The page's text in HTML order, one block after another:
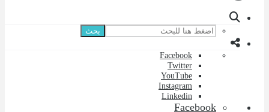
بحث
Facebook
Twitter
YouTube
Instagram
Linkedin
Facebook